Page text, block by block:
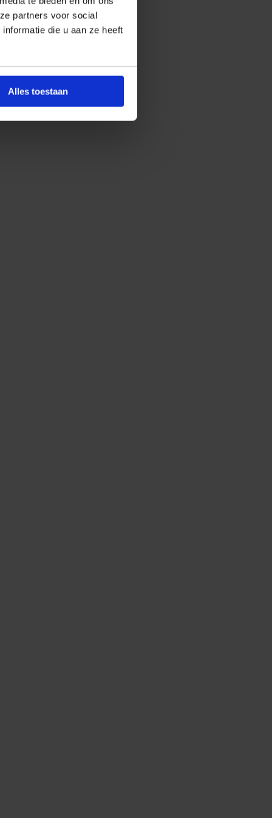
partners voor social
die u aan ze heeft
Alles toestaan